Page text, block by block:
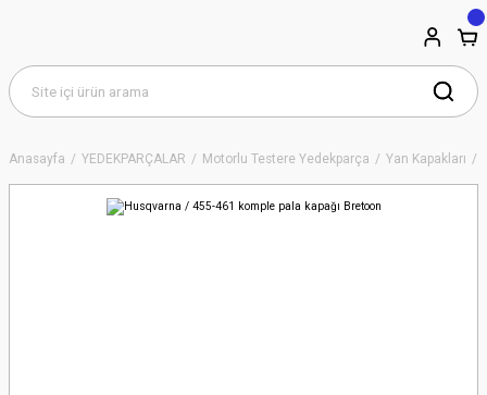
Anasayfa YEDEKPARÇALAR Motorlu Testere Yedekparça Yan Kapakları